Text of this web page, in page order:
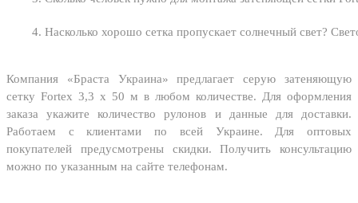
Насколько хорошо сетка пропускает солнечный свет?
Компания «Браста Украина» предлагает серую затеняющую
сетку Fortex 3,3 х 50 м в любом количестве. Для оформления
заказа укажите количество рулонов и данные для доставки.
Работаем с клиентами по всей Украине. Для оптовых
покупателей предусмотрены скидки. Получить консультацию
можно по указанным на сайте телефонам.